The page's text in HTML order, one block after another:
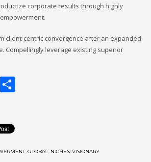
corporate results through highly
client-centric convergence after an expanded
Compellingly leverage existing superior
Email
, GLOBAL, NICHES, VISIONARY